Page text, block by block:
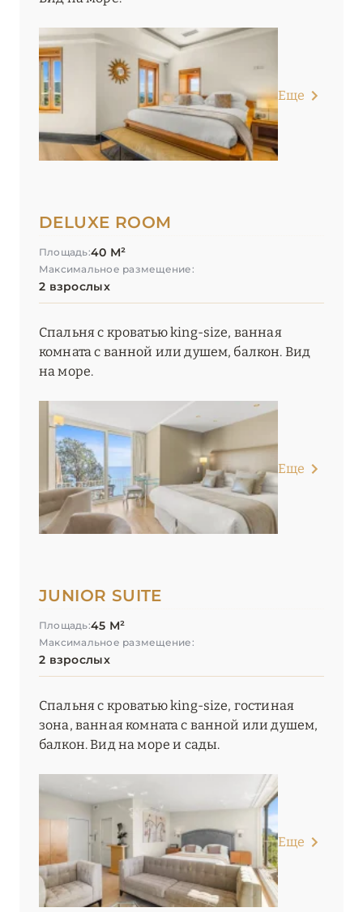
Еще
DELUXE ROOM
Площадь:40 М²
Максимальное размещение:
2 взрослых
Спальня с кроватью king-size, ванная
комната с ванной или душем, балкон. Вид
на море.
Еще
JUNIOR SUITE
Площадь:45 М²
Максимальное размещение:
2 взрослых
Спальня с кроватью king-size, гостиная
зона, ванная комната с ванной или душем,
балкон. Вид на море и сады.
Еще